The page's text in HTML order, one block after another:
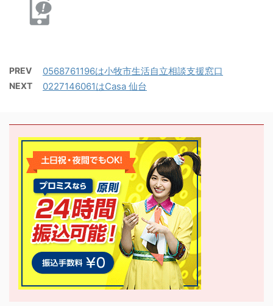
PREV 0568761196は小牧市生活自立相談支援窓口
NEXT 0227146061はCasa 仙台